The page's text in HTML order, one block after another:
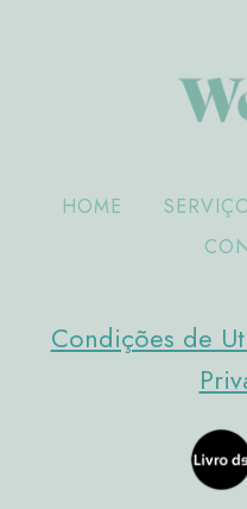
HOME
Condições de